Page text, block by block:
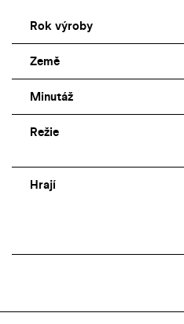
podobní Strižaku
autoři nahlédli radikální
uvědomění. Rozkol mezi
čím dál bezostyšnějším
stal osudným.
Rok výroby
Země
Minutáž
Režie
Hrají